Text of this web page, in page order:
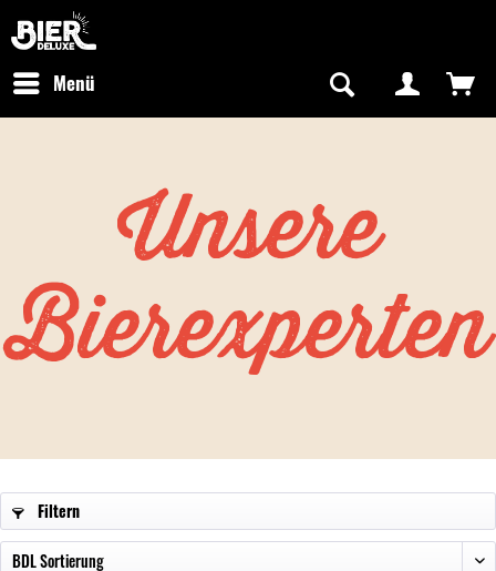
Kostenfreier Versand in Deutschland
Menü
Unsere
Bierexperten
Filtern